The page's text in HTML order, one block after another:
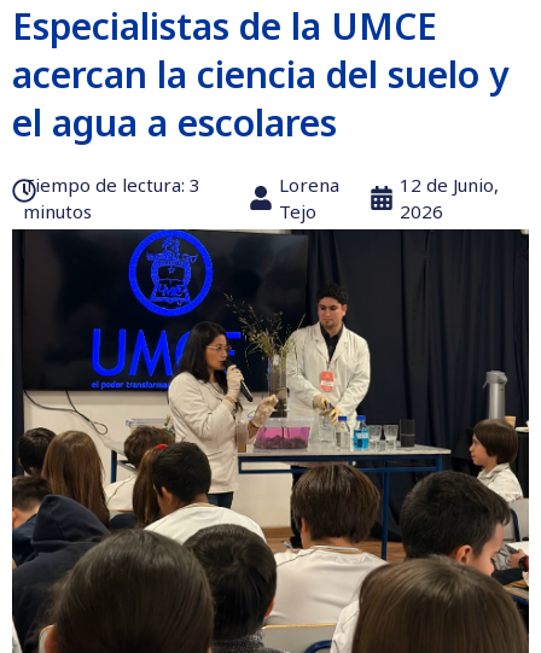
Especialistas de la UMCE
acercan la ciencia del suelo y
el agua a escolares
Tiempo de lectura:‎ 3
minutos
Lorena
Tejo
12 de Junio,
2026